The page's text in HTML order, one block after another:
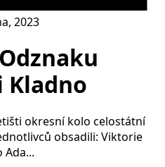
2023
okresní kolo celostátní
obsadili: Viktorie